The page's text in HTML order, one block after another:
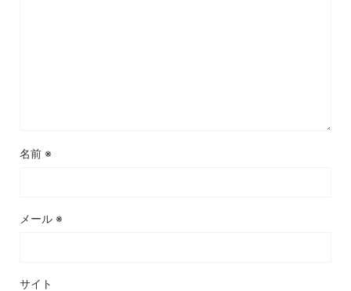
名前 ※
メール ※
サイト